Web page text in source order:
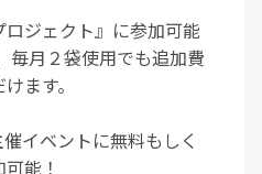
ジェクト』に参加可能
毎月２袋使用でも追加費
ます。
イベントに無料もしく
能！